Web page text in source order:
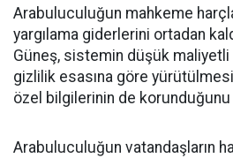
Arabuluculuğun mahkeme
yargılama giderlerini ortadan
Güneş, sistemin düşük maliyetli
gizlilik esasına göre
özel bilgilerinin de
Arabuluculuğun vatandaşların